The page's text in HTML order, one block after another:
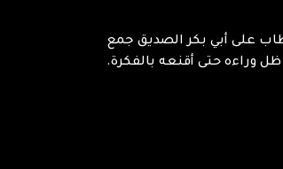
على أبي بكر الصديق جمع
وراءه حتى أقنعه بالفكرة.